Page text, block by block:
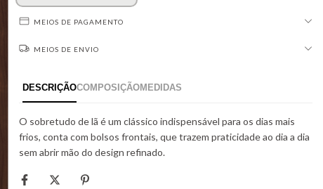
MEIOS DE PAGAMENTO
MEIOS DE ENVIO